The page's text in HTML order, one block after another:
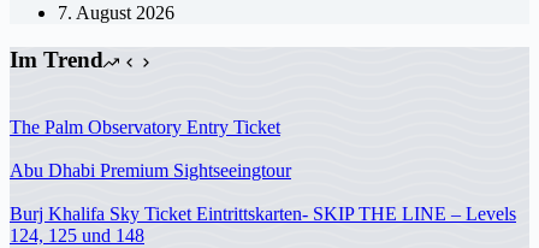
7. August 2026
Im Trend
The Palm Observatory Entry Ticket
Abu Dhabi Premium Sightseeingtour
Burj Khalifa Sky Ticket Eintrittskarten- SKIP THE LINE – Levels
124, 125 und 148